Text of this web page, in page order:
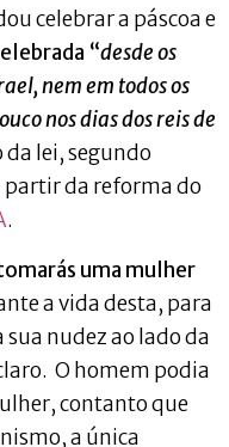
celebrar a páscoa e
“desde os
nem em todos os
nos dias dos reis de
da lei, segundo
partir da reforma do
.
uma mulher
a vida desta, para
nudez ao lado da
O homem podia
contanto que
a única